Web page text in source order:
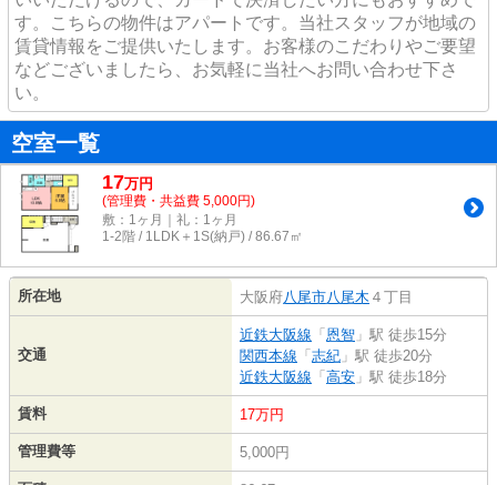
す。こちらの物件はアパートです。当社スタッフが地域の
賃貸情報をご提供いたします。お客様のこだわりやご要望
などございましたら、お気軽に当社へお問い合わせ下さ
い。
空室一覧
17万円
(管理費・共益費 5,000円)
敷：1ヶ月｜礼：1ヶ月
1-2階 / 1LDK＋1S(納戸) / 86.67㎡
所在地 大阪府八尾市八尾木 ４丁目
交通
近鉄大阪線 「 恩智 」駅 徒歩15分
関西本線 「 志紀 」駅 徒歩20分
近鉄大阪線 「 高安 」駅 徒歩18分
賃料 17万円
管理費等 5,000円